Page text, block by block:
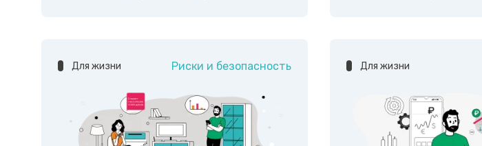
Для жизни Риски и безопасность Для жизни